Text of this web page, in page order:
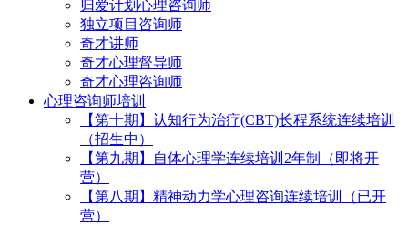
归爱计划心理咨询师
独立项目咨询师
奇才讲师
奇才心理督导师
奇才心理咨询师
心理咨询师培训
【第十期】认知行为治疗(CBT)长程系统连续培训
（招生中）
【第九期】自体心理学连续培训2年制（即将开
营）
【第八期】精神动力学心理咨询连续培训（已开
营）